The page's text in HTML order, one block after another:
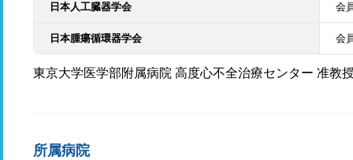
日本人工臓器学会 会
日本腫瘍循環器学会 会
東京大学医学部附属病院 高度心不全治療センター 准教
所属病院